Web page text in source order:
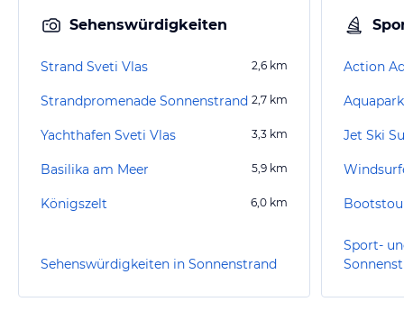
Sehenswürdigkeiten
Strand Sveti Vlas 2,6 km
Strandpromenade Sonnenstrand 2,7 km
Yachthafen Sveti Vlas 3,3 km
Basilika am Meer 5,9 km
Königszelt 6,0 km
Sehenswürdigkeiten in Sonnenstrand
Action
Jet Ski
Sport-